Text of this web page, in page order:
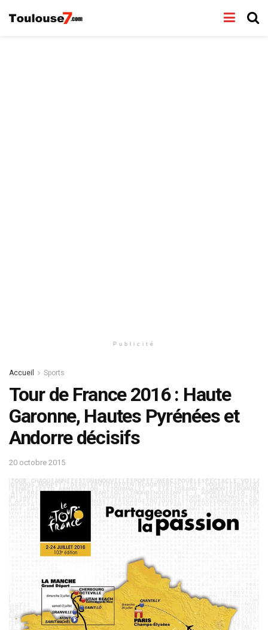
Publicité
Accueil Sports
Tour de France 2016 : Haute
Garonne, Hautes Pyrénées et
Andorre décisifs
20 octobre 2015